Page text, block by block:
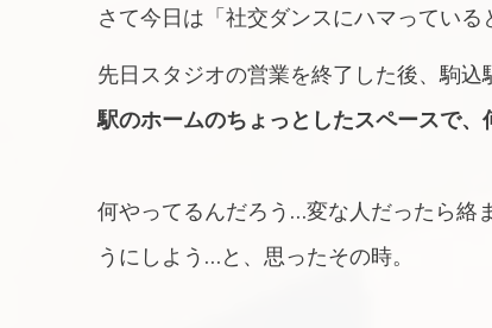
さて今日は「社交ダンスにハマってい
先日スタジオの営業を終了した後、駒込
駅のホームのちょっとしたスペースで、
何やってるんだろう…変な人だったら絡
うにしよう…と、思ったその時。